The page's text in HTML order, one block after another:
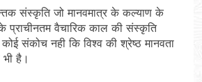
संस्कृति जो मानवमात्र के कल्याण के
के प्राचीनतम वैचारिक काल की संस्कृति
संकोच नही कि विश्व की श्रेष्ठ मानवता
है।